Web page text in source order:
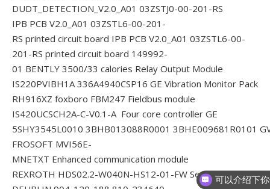
DUDT_DETECTION_V2.0_A01 03ZSTJ0-00-201-RS
IPB PCB V2.0_A01 03ZSTL6-00-201-
RS printed circuit board IPB PCB V2.0_A01 03ZSTL6-00-
201-RS printed circuit board 149992-
01 BENTLY 3500/33 calories Relay Output Module
IS220PVIBH1A 336A4940CSP16 GE Vibration Monitor Pack
RH916XZ foxboro FBM247 Fieldbus module
IS420UCSCH2A-C-V0.1-A Four core controller GE
5SHY3545L0010 3BHB013088R0001 3BHE009681R0101
FROSOFT MVI56E-
MNETXT Enhanced communication module
REXROTH HDS02.2-W040N-HS12-01-FW Servo controller